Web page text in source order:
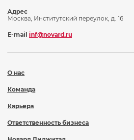
О нас
Команда
Карьера
Ответственность бизнеса
Адрес
Москва, Институтский переулок, д. 16
E-mail inf@novard.ru